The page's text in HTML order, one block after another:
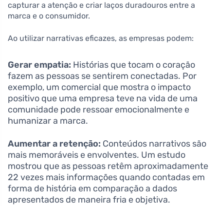
capturar a atenção e criar laços duradouros entre a
marca e o consumidor.
Ao utilizar narrativas eficazes, as empresas podem:
Gerar empatia: Histórias que tocam o coração
fazem as pessoas se sentirem conectadas. Por
exemplo, um comercial que mostra o impacto
positivo que uma empresa teve na vida de uma
comunidade pode ressoar emocionalmente e
humanizar a marca.
Aumentar a retenção: Conteúdos narrativos são
mais memoráveis e envolventes. Um estudo
mostrou que as pessoas retêm aproximadamente
22 vezes mais informações quando contadas em
forma de história em comparação a dados
apresentados de maneira fria e objetiva.